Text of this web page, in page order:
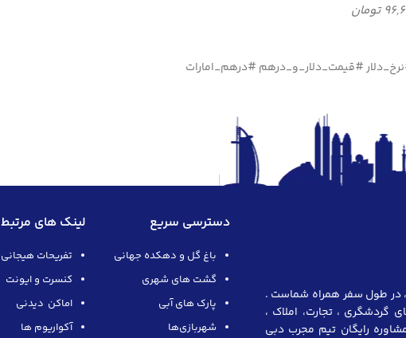
تومان
#قیمت_دلار_و_درهم #درهم_امارات
، در طول سفر همراه شماست .
گردشگری ، تجارت، املاک ،
رایگان تیم مجرب دبی
دسترسی سریع
باغ گل و دهکده جهانی
گشت های شهری
پارک های آبی
شهربازی‌ها
لینک های مرتبط
تفریحات هیجانی
کنسرت و ایونت
اماکن دیدنی
آکواریوم ها